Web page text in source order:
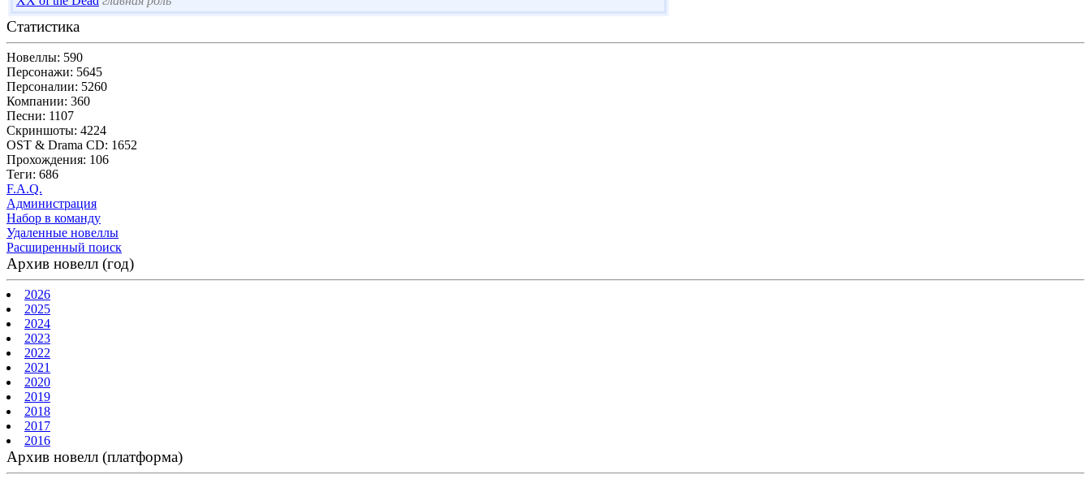
Статистика
Новеллы: 590
Персонажи: 5645
Персоналии: 5260
Компании: 360
Песни: 1107
Скриншоты: 4224
OST & Drama CD: 1652
Прохождения: 106
Теги: 686
F.A.Q.
Администрация
Набор в команду
Удаленные новеллы
Расширенный поиск
Архив новелл (год)
2026
2025
2024
2023
2022
2021
2020
2019
2018
2017
2016
Архив новелл (платформа)